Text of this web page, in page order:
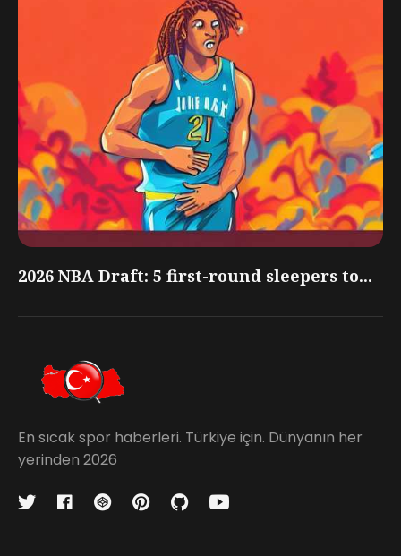
2026 NBA Draft: 5 first-round sleepers to...
En sıcak spor haberleri. Türkiye için. Dünyanın her
yerinden 2026